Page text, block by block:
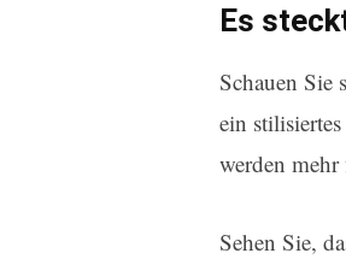
Es
Schauen Sie
ein
werden
Sehen Sie,